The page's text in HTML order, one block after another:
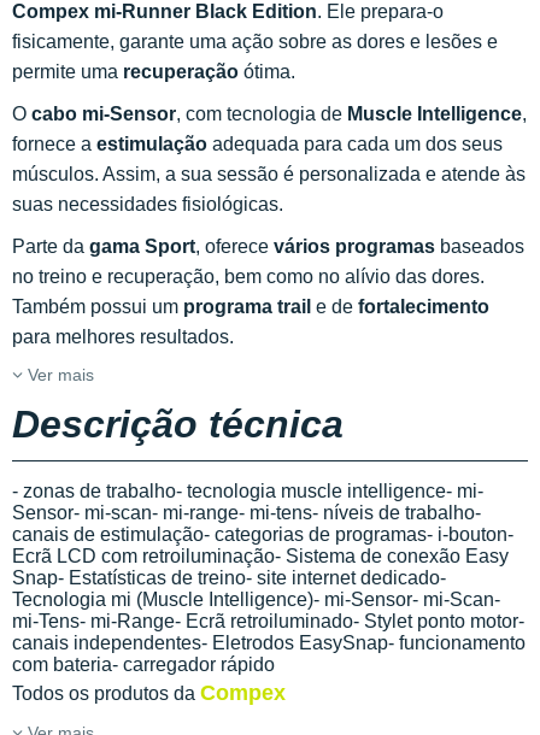
Compex mi-Runner Black Edition. Ele prepara-o
fisicamente, garante uma ação sobre as dores e lesões e
permite uma recuperação ótima.
O cabo mi-Sensor, com tecnologia de Muscle Intelligence,
fornece a estimulação adequada para cada um dos seus
músculos. Assim, a sua sessão é personalizada e atende às
suas necessidades fisiológicas.
Parte da gama Sport, oferece vários programas baseados
no treino e recuperação, bem como no alívio das dores.
Também possui um programa trail e de fortalecimento
para melhores resultados.
Ver mais
Descrição técnica
- zonas de trabalho- tecnologia muscle intelligence- mi-
Sensor- mi-scan- mi-range- mi-tens- níveis de trabalho-
canais de estimulação- categorias de programas- i-bouton-
Ecrã LCD com retroiluminação- Sistema de conexão Easy
Snap- Estatísticas de treino- site internet dedicado-
Tecnologia mi (Muscle Intelligence)- mi-Sensor- mi-Scan-
mi-Tens- mi-Range- Ecrã retroiluminado- Stylet ponto motor-
canais independentes- Eletrodos EasySnap- funcionamento
com bateria- carregador rápido
Todos os produtos da Compex